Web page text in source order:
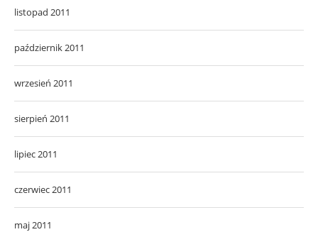
listopad 2011
październik 2011
wrzesień 2011
sierpień 2011
lipiec 2011
czerwiec 2011
maj 2011